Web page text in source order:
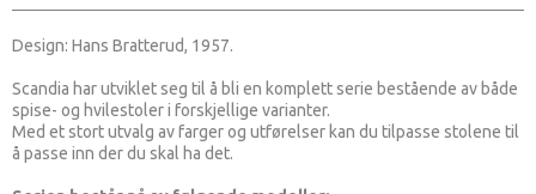
Design: Hans Bratterud, 1957.
Scandia har utviklet seg til å bli en komplett serie bestående av både
spise- og hvilestoler i forskjellige varianter.
Med et stort utvalg av farger og utførelser kan du tilpasse stolene til
å passe inn der du skal ha det.